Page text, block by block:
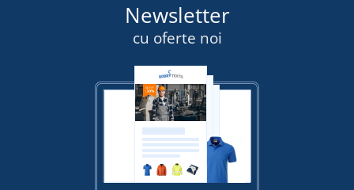
Newsletter
cu oferte noi